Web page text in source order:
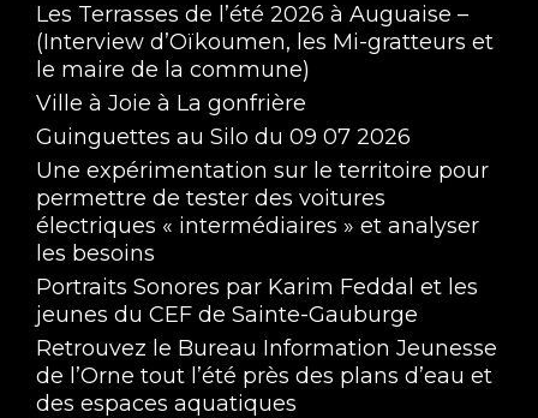
Les Terrasses de l’été 2026 à Auguaise –
(Interview d’Oïkoumen, les Mi-gratteurs et
le maire de la commune)
Ville à Joie à La gonfrière
Guinguettes au Silo du 09 07 2026
Une expérimentation sur le territoire pour
permettre de tester des voitures
électriques « intermédiaires » et analyser
les besoins
Portraits Sonores par Karim Feddal et les
jeunes du CEF de Sainte-Gauburge
Retrouvez le Bureau Information Jeunesse
de l’Orne tout l’été près des plans d’eau et
des espaces aquatiques